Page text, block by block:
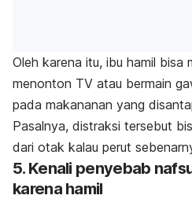
Oleh karena itu, ibu hamil bisa
menonton TV atau bermain
pada makananan yang
Pasalnya, distraksi tersebut
dari otak kalau perut
5. Kenali penyebab
karena hamil